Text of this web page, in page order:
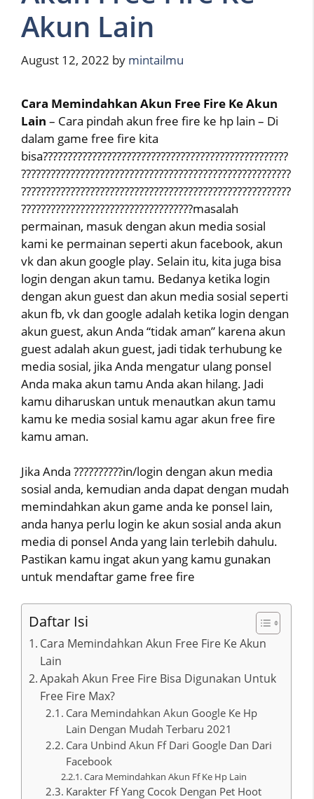
Akun Lain
August 12, 2022 by mintailmu
Cara Memindahkan Akun Free Fire Ke Akun
Lain – Cara pindah akun free fire ke hp lain – Di
dalam game free fire kita
bisa??????????????????????????????????????????????????
???????????????????????????????????????????????????????
???????????????????????????????????????????????????????
???????????????????????????????????masalah
permainan, masuk dengan akun media sosial
kami ke permainan seperti akun facebook, akun
vk dan akun google play. Selain itu, kita juga bisa
login dengan akun tamu. Bedanya ketika login
dengan akun guest dan akun media sosial seperti
akun fb, vk dan google adalah ketika login dengan
akun guest, akun Anda “tidak aman” karena akun
guest adalah akun guest, jadi tidak terhubung ke
media sosial, jika Anda mengatur ulang ponsel
Anda maka akun tamu Anda akan hilang. Jadi
kamu diharuskan untuk menautkan akun tamu
kamu ke media sosial kamu agar akun free fire
kamu aman.
Jika Anda ??????????in/login dengan akun media
sosial anda, kemudian anda dapat dengan mudah
memindahkan akun game anda ke ponsel lain,
anda hanya perlu login ke akun sosial anda akun
media di ponsel Anda yang lain terlebih dahulu.
Pastikan kamu ingat akun yang kamu gunakan
untuk mendaftar game free fire
Daftar Isi
Cara Memindahkan Akun Free Fire Ke Akun
Lain
Apakah Akun Free Fire Bisa Digunakan Untuk
Free Fire Max?
Cara Memindahkan Akun Google Ke Hp
Lain Dengan Mudah Terbaru 2021
Cara Unbind Akun Ff Dari Google Dan Dari
Facebook
Cara Memindahkan Akun Ff Ke Hp Lain
Karakter Ff Yang Cocok Dengan Pet Hoot